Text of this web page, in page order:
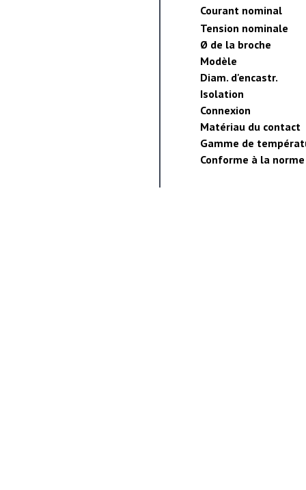
Courant nominal
Tension nominale
Ø de la broche
Modèle
Diam. d'encastr.
Isolation
Connexion
Matériau du contact
Gamme de
Conforme à la norme